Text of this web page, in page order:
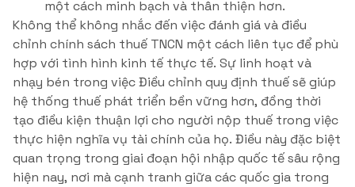
một cách minh bạch và thân thiện hơn.
Không thể không nhắc đến việc đánh giá và điều
chỉnh chính sách thuế TNCN một cách liên tục để phù
hợp với tình hình kinh tế thực tế. Sự linh hoạt và
nhạy bén trong việc Điều chỉnh quy định thuế sẽ giúp
hệ thống thuế phát triển bền vững hơn, đồng thời
tạo điều kiện thuận lợi cho người nộp thuế trong việc
thực hiện nghĩa vụ tài chính của họ. Điều này đặc biệt
quan trọng trong giai đoạn hội nhập quốc tế sâu rộng
hiện nay, nơi mà cạnh tranh giữa các quốc gia trong